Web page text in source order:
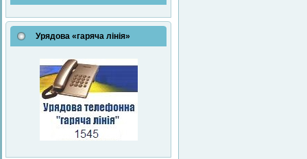
Урядова «гаряча лінія»